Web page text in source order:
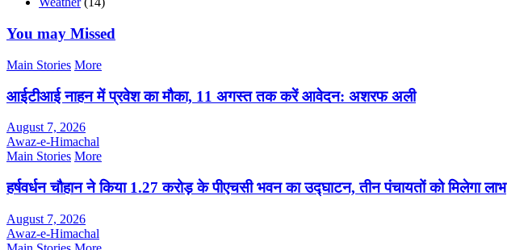
You may Missed
Main Stories More
आईटीआई नाहन में प्रवेश का मौका, 11 अगस्त तक करें आवेदन: अशरफ अली
August 7, 2026
Awaz-e-Himachal
Main Stories More
हर्षवर्धन चौहान ने किया 1.27 करोड़ के पीएचसी भवन का उद्घाटन, तीन पंचायतों को मिलेगा लाभ
August 7, 2026
Awaz-e-Himachal